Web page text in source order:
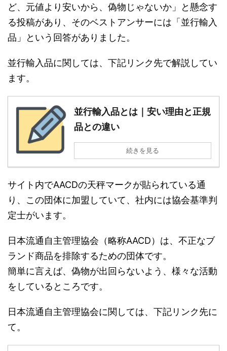
ど、元値より安いから、偽物じゃないか」と懸念す
る投稿があり、そのベストアンサーには「並行輸入
品」という回答がありました。
並行輸入品に関しては、下記リンク先で解説してい
ます。
並行輸入品とは｜安い理由と正規
品との違い
続きを見る
サイト内でAACDの天秤マークが貼られている通
り、この団体に加盟していて、社内には協会基準判
定士がいます。
日本流通自主管理協会（略称AACD）は、不正なブ
ランド商品を排除するための団体です。
簡単に言えば、偽物が出回らないよう、様々な活動
をしているところです。
日本流通自主管理協会に関しては、下記リンク先に
て。